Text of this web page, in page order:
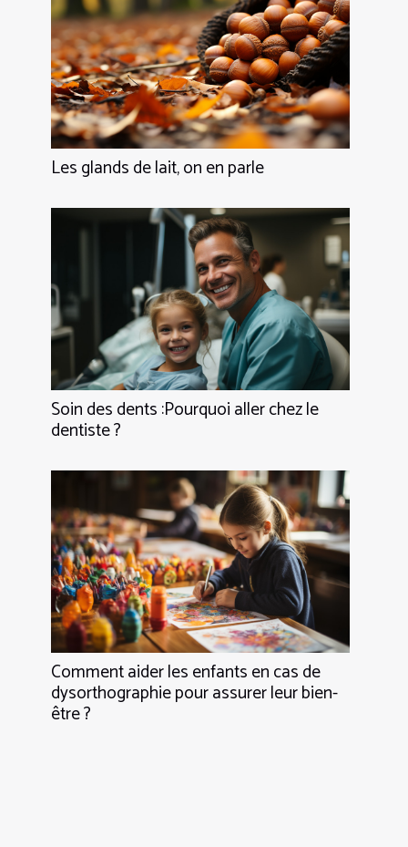
Les glands de lait, on en parle
Soin des dents :Pourquoi aller chez le
dentiste ?
Comment aider les enfants en cas de
dysorthographie pour assurer leur bien-
être ?